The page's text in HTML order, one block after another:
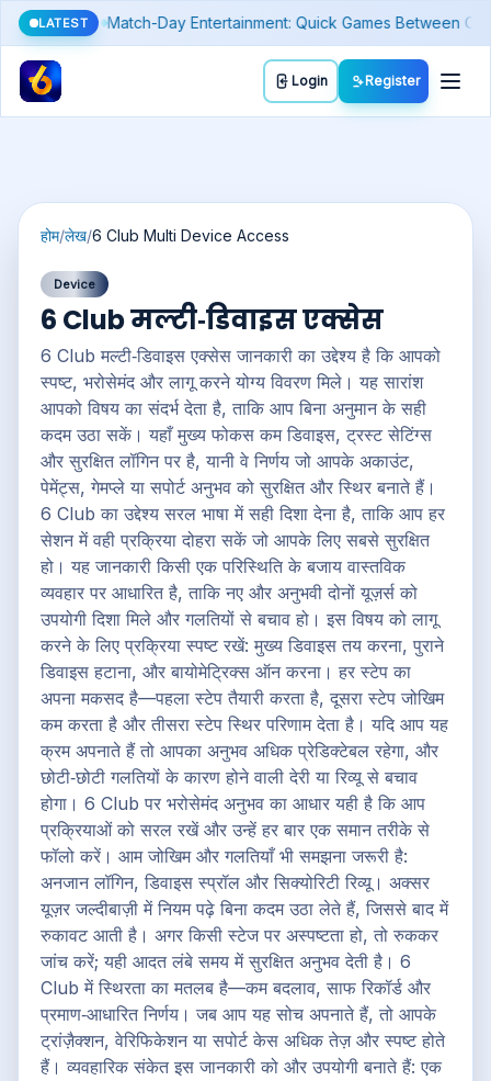
LATEST
(and Spot a Fake Number) Silver Price Today: Why It Moves
Login Register
होम/लेख/6 Club Multi Device Access
Device
6 Club मल्टी‑डिवाइस एक्सेस
6 Club मल्टी‑डिवाइस एक्सेस जानकारी का उद्देश्य है कि आपको
स्पष्ट, भरोसेमंद और लागू करने योग्य विवरण मिले। यह सारांश
आपको विषय का संदर्भ देता है, ताकि आप बिना अनुमान के सही
कदम उठा सकें। यहाँ मुख्य फोकस कम डिवाइस, ट्रस्ट सेटिंग्स
और सुरक्षित लॉगिन पर है, यानी वे निर्णय जो आपके अकाउंट,
पेमेंट्स, गेमप्ले या सपोर्ट अनुभव को सुरक्षित और स्थिर बनाते हैं।
6 Club का उद्देश्य सरल भाषा में सही दिशा देना है, ताकि आप हर
सेशन में वही प्रक्रिया दोहरा सकें जो आपके लिए सबसे सुरक्षित
हो। यह जानकारी किसी एक परिस्थिति के बजाय वास्तविक
व्यवहार पर आधारित है, ताकि नए और अनुभवी दोनों यूज़र्स को
उपयोगी दिशा मिले और गलतियों से बचाव हो। इस विषय को लागू
करने के लिए प्रक्रिया स्पष्ट रखें: मुख्य डिवाइस तय करना, पुराने
डिवाइस हटाना, और बायोमेट्रिक्स ऑन करना। हर स्टेप का
अपना मकसद है—पहला स्टेप तैयारी करता है, दूसरा स्टेप जोखिम
कम करता है और तीसरा स्टेप स्थिर परिणाम देता है। यदि आप यह
क्रम अपनाते हैं तो आपका अनुभव अधिक प्रेडिक्टेबल रहेगा, और
छोटी‑छोटी गलतियों के कारण होने वाली देरी या रिव्यू से बचाव
होगा। 6 Club पर भरोसेमंद अनुभव का आधार यही है कि आप
प्रक्रियाओं को सरल रखें और उन्हें हर बार एक समान तरीके से
फॉलो करें। आम जोखिम और गलतियाँ भी समझना जरूरी है:
अनजान लॉगिन, डिवाइस स्प्रॉल और सिक्योरिटी रिव्यू। अक्सर
यूज़र जल्दीबाज़ी में नियम पढ़े बिना कदम उठा लेते हैं, जिससे बाद में
रुकावट आती है। अगर किसी स्टेज पर अस्पष्टता हो, तो रुककर
जांच करें; यही आदत लंबे समय में सुरक्षित अनुभव देती है। 6
Club में स्थिरता का मतलब है—कम बदलाव, साफ रिकॉर्ड और
प्रमाण‑आधारित निर्णय। जब आप यह सोच अपनाते हैं, तो आपके
ट्रांज़ैक्शन, वेरिफिकेशन या सपोर्ट केस अधिक तेज़ और स्पष्ट होते
हैं। व्यवहारिक संकेत इस जानकारी को और उपयोगी बनाते हैं: एक